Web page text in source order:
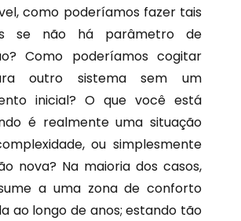
como poderíamos fazer tais
se não há parâmetro de
Como poderíamos cogitar
outro sistema sem um
inicial? O que você está
é realmente uma situação
ou simplesmente
nova? Na maioria dos casos,
a uma zona de conforto
ao longo de anos; estando tão